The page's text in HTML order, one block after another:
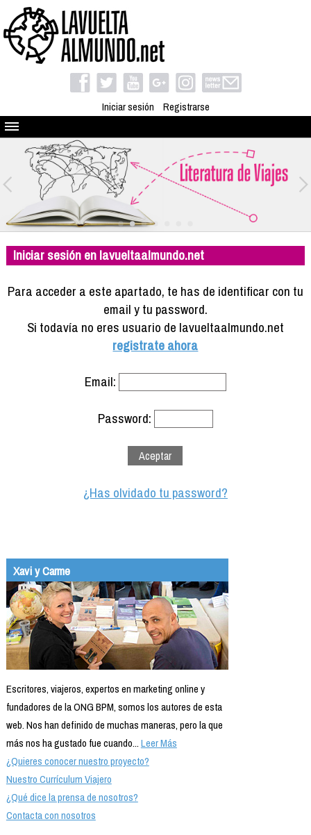
Iniciar sesión Registrarse
Quienes somos
El proyecto
Blog
Viaja con nosotros
Camino solidario
Libros
Compañeros de viaje
Info viajeros
Iniciar sesión en lavueltaalmundo.net
Para acceder a este apartado, te has de identificar con tu
email y tu password.
Si todavía no eres usuario de lavueltaalmundo.net
registrate ahora
Email:
Password:
¿Has olvidado tu password?
Xavi y Carme
Escritores, viajeros, expertos en marketing online y
fundadores de la ONG BPM, somos los autores de esta
web. Nos han definido de muchas maneras, pero la que
más nos ha gustado fue cuando...Leer Más
¿Quieres conocer nuestro proyecto?
Nuestro Currículum Viajero
¿Qué dice la prensa de nosotros?
Contacta con nosotros